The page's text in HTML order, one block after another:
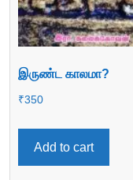
இருண்ட காலமா?
₹350
Add to cart